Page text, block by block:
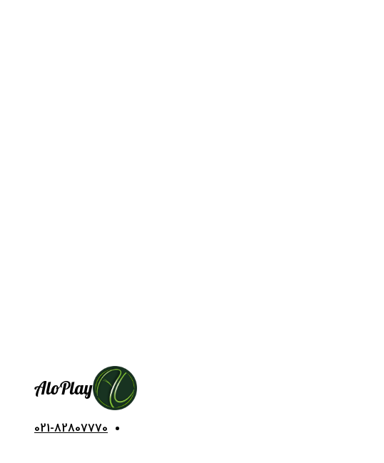
AloPlay
021-82807770